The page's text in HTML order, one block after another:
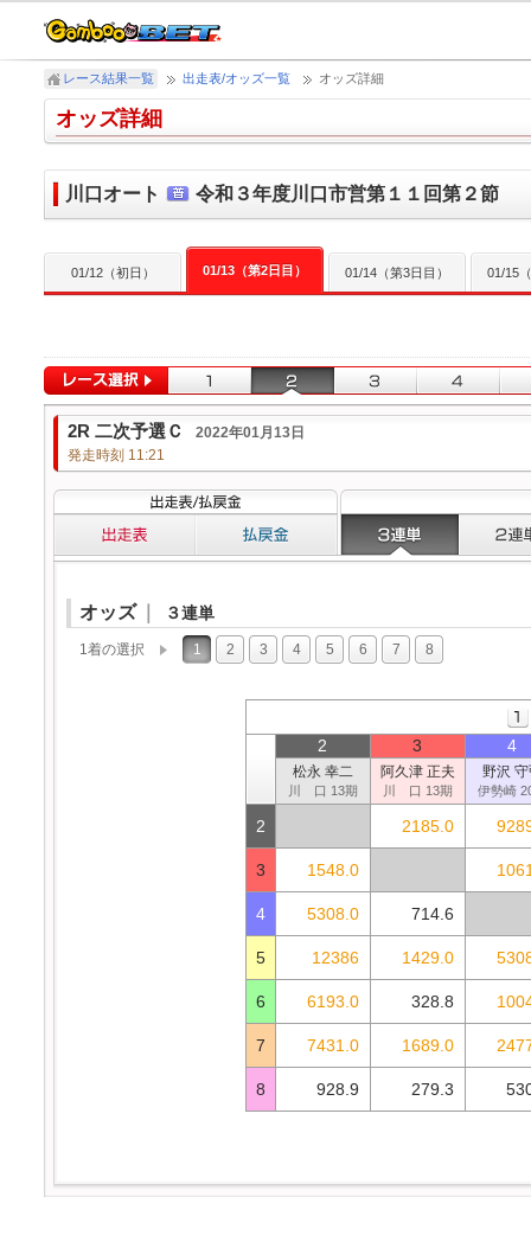
レース結果一覧 出走表/オッズ一覧 オッズ詳細
オッズ詳細
川口オート 令和３年度川口市営第１１回第２節
01/12（初日） 01/13（第2日目） 01/14（第3日目） 01/15
2R 二次予選Ｃ
2022年01月13日
発走時刻 11:21
オッズ ３連単
1着の選択 1 2 3 4 5 6 7 8
2 3 4
松永 幸二
川 口 13期
阿久津 正夫
川 口 13期
野沢 守
伊勢崎
2 2185.0
3 1548.0
4 5308.0 714.6
5 12386 1429.0
6 6193.0 328.8
7 7431.0 1689.0
8 928.9 279.3